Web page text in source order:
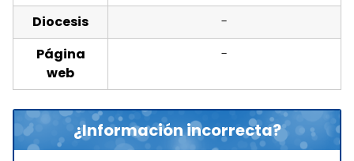
Diocesis
-
Página
web
-
¿Información incorrecta?